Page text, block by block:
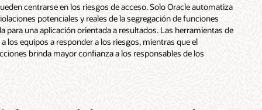
centrarse en los riesgos de acceso. Solo Oracle automatiza
potenciales y reales de la segregación de funciones
para una aplicación orientada a resultados. Las herramientas de
los equipos a responder a los riesgos, mientras que el
brinda mayor confianza a los responsables de los